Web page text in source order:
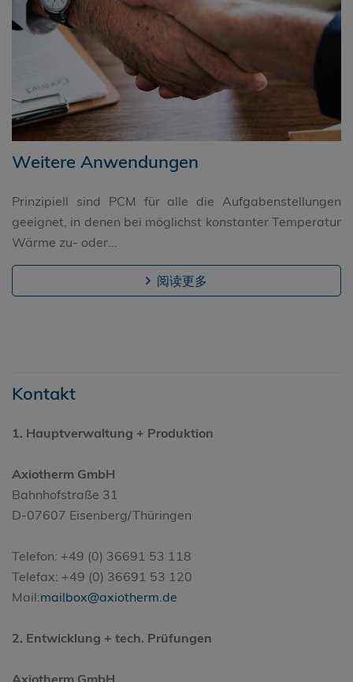
Weitere Anwendungen
Prinzipiell sind PCM für alle die Aufgabenstellungen
geeignet, in denen bei möglichst konstanter Temperatur
Wärme zu- oder...
阅读更多
Kontakt
1. Hauptverwaltung + Produktion
Axiotherm GmbH
Bahnhofstraße 31
D-07607 Eisenberg/Thüringen
Telefon: +49 (0) 36691 53 118
Telefax: +49 (0) 36691 53 120
Mail:mailbox@axiotherm.de
2. Entwicklung + tech. Prüfungen
Axiotherm GmbH